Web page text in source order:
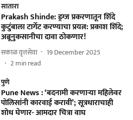
सातारा
Prakash Shinde: ड्रग्ज प्रकरणातून शिंदे
कुटुंबाला टार्गेट करण्याचा प्रयत्न: प्रकाश शिंदे;
अब्रूनुकसानीचा दावा ठोकणार!
सकाळ वृत्तसेवा
19 December 2025
2min read
पुणे
Pune News : ‘बदनामी करणाऱ्या महिलेवर
पोलिसांनी कारवाई करावी’; सूत्रधाराचाही
शोध घेणार- आमदार चित्रा वाघ